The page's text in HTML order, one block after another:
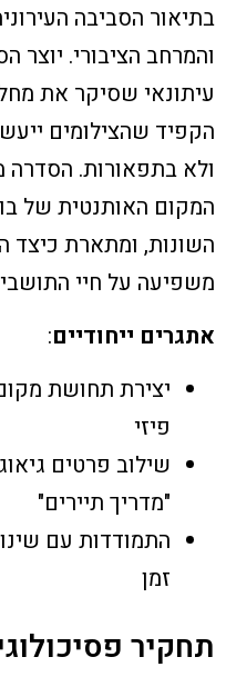
בתיאור הסביבה
והמרחב הציבורי. יוצר
עיתונאי שסיקר את
הקפיד שהצילומים
ולא בתפאורות.
המקום האותנטית של
השונות, ומתארת כיצד
משפיעה על חיי
אתגרים ייחודיים:
יצירת תחושת
פיזי
שילוב פרטים
"מדריך תיירים"
התמודדות עם
זמן
תחקיר